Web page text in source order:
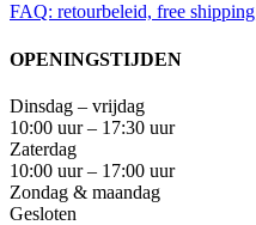
FAQ: retourbeleid, free shipping
OPENINGSTIJDEN
Dinsdag – vrijdag
10:00 uur – 17:30 uur
Zaterdag
10:00 uur – 17:00 uur
Zondag & maandag
Gesloten